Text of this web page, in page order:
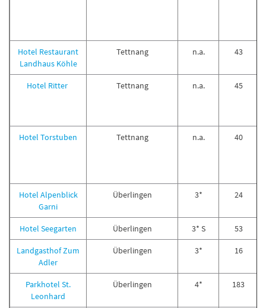
Hotel Restaurant
Landhaus Köhle
Tettnang n.a. 43
Hotel Ritter Tettnang n.a. 45
Hotel Torstuben Tettnang n.a. 40
Hotel Alpenblick
Garni
Überlingen 3* 24
Hotel Seegarten Überlingen 3* S 53
Landgasthof Zum
Adler
Überlingen 3* 16
Parkhotel St.
Leonhard
Überlingen 4* 183